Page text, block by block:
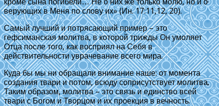
верующих в Меня по слову их» (Ин. 17:11,12, 20).
Самый лучший и потрясающий пример – это
гефсиманская молитва, в которой трижды Он умоляет
Отца после того, как восприял на Себя в
действительности уврачевание всего мира.
Куда бы мы ни обращали внимание наше: от момента
создания твари и потом, всюду соприсутствует молитва.
Таким образом, молитва – это связь и единство всей
твари с Богом и Творцом и их проекция в вечность.